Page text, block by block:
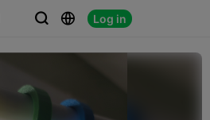
  Log in
 